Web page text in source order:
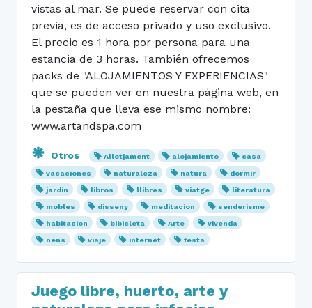
vistas al mar. Se puede reservar con cita
previa, es de acceso privado y uso exclusivo.
El precio es 1 hora por persona para una
estancia de 3 horas. También ofrecemos
packs de "ALOJAMIENTOS Y EXPERIENCIAS"
que se pueden ver en nuestra página web, en
la pestaña que lleva ese mismo nombre:
www.artandspa.com
Otros Allotjament alojamiento
casa
vacaciones
naturaleza natura
dormir
jardín
libros llibres viatge
literatura
mobles
disseny meditacion
senderisme
habitacion
bibicleta Arte
vivenda
nens
viaje internet festa
Juego libre, huerto, arte y